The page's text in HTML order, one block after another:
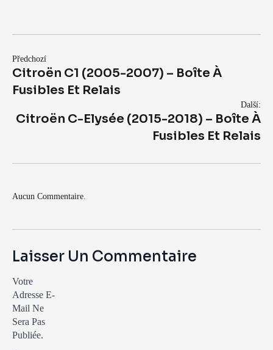
Předchozí
Citroën C1 (2005-2007) – Boîte À
Fusibles Et Relais
Další:
Citroën C-Elysée (2015-2018) – Boîte À
Fusibles Et Relais
Aucun Commentaire.
Laisser Un Commentaire
Votre
Adresse E-
Mail Ne
Sera Pas
Publiée.